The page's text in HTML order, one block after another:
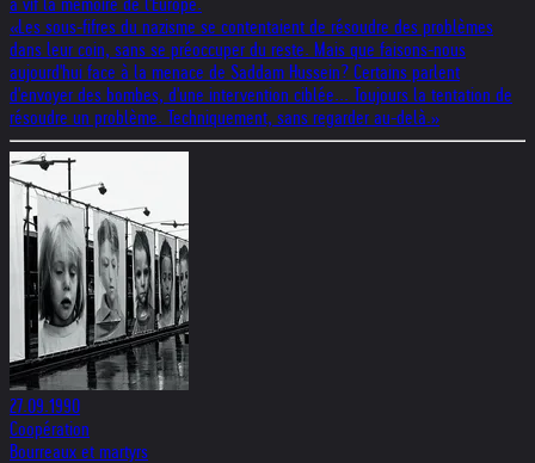
à vif la mémoire de l'Europe.
«Les sous-fifres du nazisme se contentaient de résoudre des problèmes
dans leur coin, sans se préoccuper du reste. Mais que faisons-nous
aujourd'hui face à la menace de Saddam Hussein? Certains parlent
d'envoyer des bombes, d'une intervention ciblée... Toujours la tentation de
résoudre un problème. Techniquement, sans regarder au-delà.»
27.09.1990
Coopération
Bourreaux et martyrs